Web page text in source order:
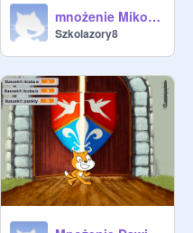
mnożenie Mikołaj Koczar
Szkolazory8